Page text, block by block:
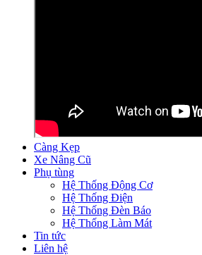
Càng Kẹp
Xe Nâng Cũ
Phụ tùng
Hệ Thống Động Cơ
Hệ Thống Điện
Hệ Thống Đèn Báo
Hệ Thống Làm Mát
Tin tức
Liên hệ